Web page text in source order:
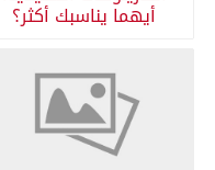
أيهما يناسبك أكثر؟